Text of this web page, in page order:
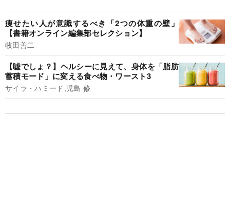
痩せたい人が意識するべき「2つの体重の壁」
【書籍オンライン編集部セレクション】
牧田善二
【嘘でしょ？】ヘルシーに見えて、身体を「脂肪
蓄積モード」に変える食べ物・ワースト3
サイラ・ハミード,児島 修